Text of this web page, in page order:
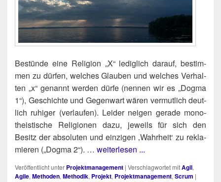
Bestün­de eine Reli­gi­on „X“ ledig­lich dar­auf, bestim­
men zu dür­fen, wel­ches Glau­ben und wel­ches Ver­hal­
ten „x“ genannt wer­den dür­fe (nen­nen wir es „Dog­ma
1“), Geschich­te und Gegen­wart wären ver­mut­lich deut­
lich ruhi­ger (ver­lau­fen). Lei­der nei­gen gera­de mono­
the­is­ti­sche Reli­gio­nen dazu, jeweils für sich den
Besitz der abso­lu­ten und ein­zi­gen ‚Wahr­heit‘ zu rekla­
mie­ren („Dog­ma 2“). … weiterlesen ...
Veröffentlicht unter Projektmanagement | Verschlagwortet mitAgil,
Agile, Methoden, Methodik, Projekt, Projektmanagement, Scrum |